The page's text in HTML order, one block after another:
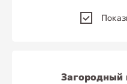
Загородный